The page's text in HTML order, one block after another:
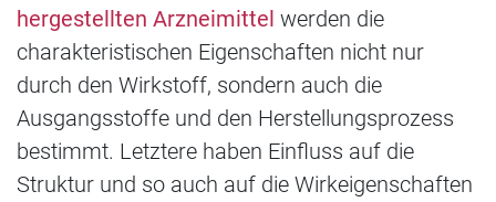
hergestellten Arzneimittel werden die
charakteristischen Eigenschaften nicht nur
durch den Wirkstoff, sondern auch die
Ausgangsstoffe und den Herstellungsprozess
bestimmt. Letztere haben Einfluss auf die
Struktur und so auch auf die Wirkeigenschaften